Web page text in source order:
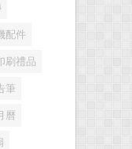
配件
刷禮品
筆
曆